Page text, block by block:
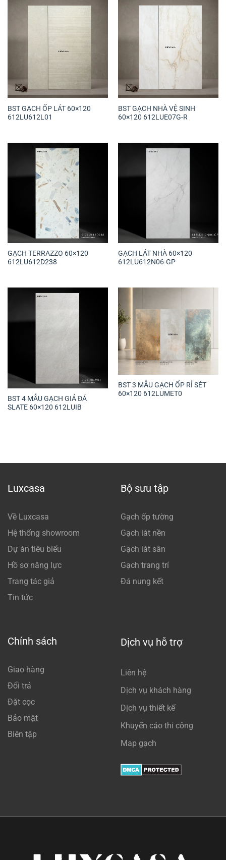
BST GẠCH ỐP LÁT 60×120
612LU612L01
BST GẠCH NHÀ VỆ SINH
60×120 612LUE07G-R
GẠCH TERRAZZO 60×120
612LU612D238
GẠCH LÁT NHÀ 60×120
612LU612N06-GP
BST 4 MẪU GẠCH GIẢ ĐÁ
SLATE 60×120 612LUIB
BST 3 MẪU GẠCH ỐP RỈ SÉT
60×120 612LUMET0
Luxcasa
Về Luxcasa
Hệ thống showroom
Dự án tiêu biểu
Hồ sơ năng lực
Trang tác giả
Tin tức
Bộ sưu tập
Gạch ốp tường
Gạch lát nền
Gạch lát sân
Gạch trang trí
Đá nung kết
Chính sách
Giao hàng
Đổi trả
Đặt cọc
Bảo mật
Biên tập
Dịch vụ hỗ trợ
Liên hệ
Dịch vụ khách hàng
Dịch vụ thiết kế
Khuyến cáo thi công
Map gạch